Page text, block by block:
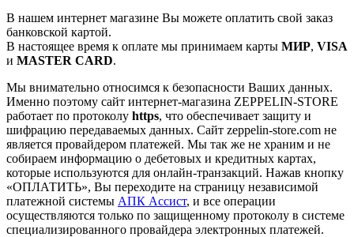
В нашем интернет магазине Вы можете оплатить свой заказ
банковской картой.
В настоящее время к оплате мы принимаем карты МИР, VISA
и MASTER CARD.
Мы внимательно относимся к безопасности Ваших данных.
Именно поэтому сайт интернет-магазина ZEPPELIN-STORE
работает по протоколу https, что обеспечивает защиту и
шифрацию передаваемых данных. Сайт zeppelin-store.com не
является провайдером платежей. Мы так же не храним и не
собираем информацию о дебетовых и кредитных картах,
которые используются для онлайн-транзакций. Нажав кнопку
«ОПЛАТИТЬ», Вы переходите на страницу независимой
платежной системы АПК Ассист, и все операции
осуществляются только по защищенному протоколу в системе
специализированного провайдера электронных платежей.